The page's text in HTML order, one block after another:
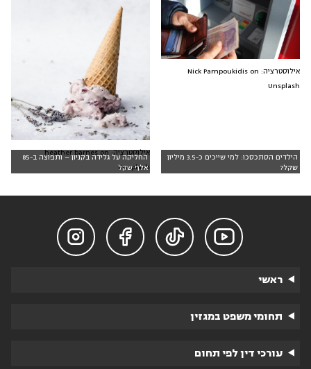
הילדים הסתכסכו: למי שייכים כ-3.5 מיליון
שקל?
אילוסטרציה: Nick Pampoukidis on
Unsplash
החליקה על גלידה בקניון – ותפוצה ב-85
אלף שקל
אילוסטרציה: heather barnes on
Unsplash




ראשי
תחומי משפט במגזין
עורכי דין לפי תחום